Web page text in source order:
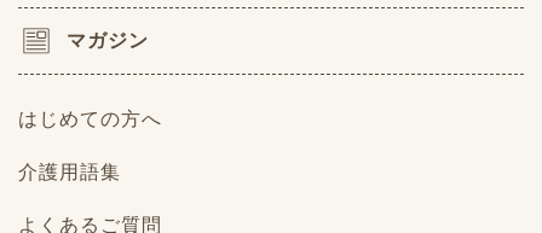
マガジン
はじめての方へ
介護用語集
よくあるご質問